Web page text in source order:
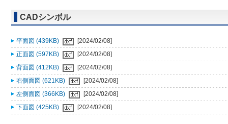
CADシンボル
平面図 (439KB)
[2024/02/08]
正面図 (597KB)
[2024/02/08]
背面図 (412KB)
[2024/02/08]
右側面図 (621KB)
[2024/02/08]
左側面図 (366KB)
[2024/02/08]
下面図 (425KB)
[2024/02/08]